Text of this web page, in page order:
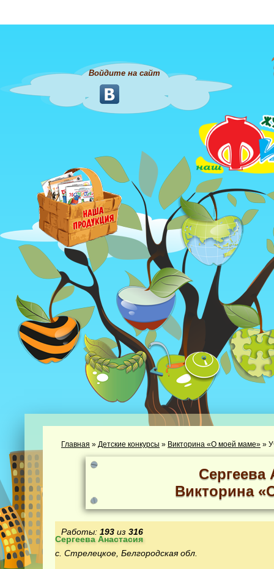
Войдите на сайт
Главная » Детские конкурсы » Викторина «О моей маме» »
Сергеева
Викторина
Работы: 193 из 316
Сергеева Анастасия
с. Стрелецкое, Белгородская обл.